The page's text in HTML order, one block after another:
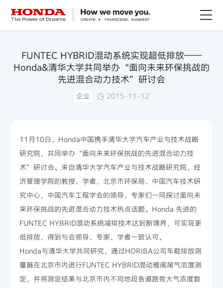
技术创新
赛事运动
新闻资讯
FUNTEC HYBRID混动系统实现超低排放——
Honda&清华大学共同举办“面向未来环保挑战的
先进混合动力技术”研讨会
企业 2015-11-12
11月10日，Honda中国携手清华大学汽车产业与技术战略
研究院，共同举办“面向未来环保挑战的先进混合动力技
术”研讨会。来自清华大学汽车产业与技术战略研究院、经
济管理学院的教授、学者，北京市环保局、中国汽车技术研
究中心、中国汽车工程学会的领导、专家们一同探讨面向未
来环保挑战的先进混合动力技术热点话题。Honda 先进的
FUNTEC HYBRID混动系统减排技术达到新境界，可实现更
低排放，得到与会领导、专家、学者一致认可。
Honda与清华大学共同研究，通过HORIBA公司车载排放测
量器在北京市内进行FUNTEC HYBRID混动雅阁尾气浓度测
定，并将测定结果与北京市内不同地段各道路旁大气浓度数